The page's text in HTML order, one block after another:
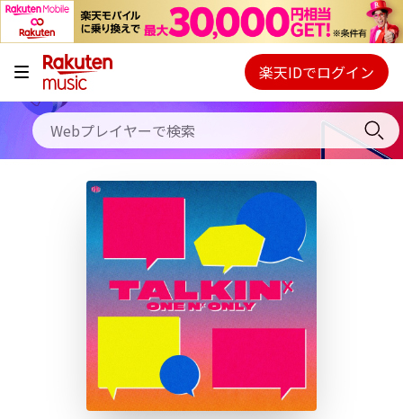
キャンペーン
料金プラン
使い方
初回30日間無料お試し
Webプレイヤー
ご契約内容の確認・変更
楽天IDでログイン